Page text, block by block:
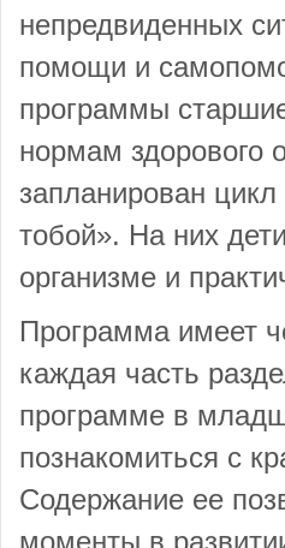
непредвиденных
помощи и
программы
нормам здорового
запланирован
тобой». На них
организме и
Программа имеет
каждая часть
программе в
познакомиться с
Содержание ее